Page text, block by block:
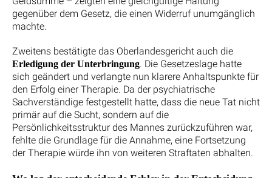
gegenüber dem Gesetz, die einen Widerruf unumgänglich
machte.
Zweitens bestätigte das Oberlandesgericht auch die
Erledigung der Unterbringung. Die Gesetzeslage hatte
sich geändert und verlangte nun klarere Anhaltspunkte für
den Erfolg einer Therapie. Da der psychiatrische
Sachverständige festgestellt hatte, dass die neue Tat nicht
primär auf die Sucht, sondern auf die
Persönlichkeitsstruktur des Mannes zurückzuführen war,
fehlte die Grundlage für die Annahme, eine Fortsetzung
der Therapie würde ihn von weiteren Straftaten abhalten.